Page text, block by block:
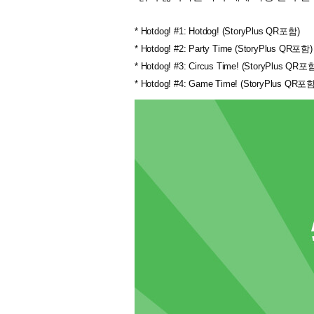
* Hotdog! #1: Hotdog! (StoryPlus QR포함)
* Hotdog! #2: Party Time (StoryPlus QR포함)
* Hotdog! #3: Circus Time! (StoryPlus QR포
* Hotdog! #4: Game Time! (StoryPlus QR포